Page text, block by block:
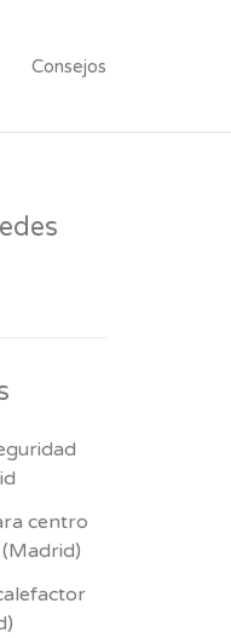
Consejos
centro